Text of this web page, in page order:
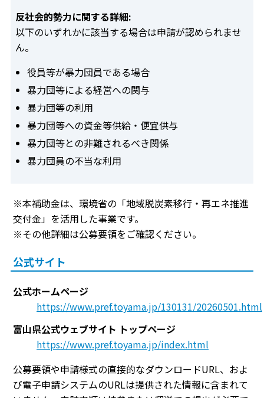
反社会的勢力に関する詳細:
以下のいずれかに該当する場合は申請が認められませ
ん。
役員等が暴力団員である場合
暴力団等による経営への関与
暴力団等の利用
暴力団等への資金等供給・便宜供与
暴力団等との非難されるべき関係
暴力団員の不当な利用
※本補助金は、環境省の「地域脱炭素移行・再エネ推進
交付金」を活用した事業です。
※その他詳細は公募要領をご確認ください。
公式サイト
公式ホームページ
https://www.pref.toyama.jp/130131/20260501.html
富山県公式ウェブサイト トップページ
https://www.pref.toyama.jp/index.html
公募要領や申請様式の直接的なダウンロードURL、およ
び電子申請システムのURLは提供された情報に含まれて